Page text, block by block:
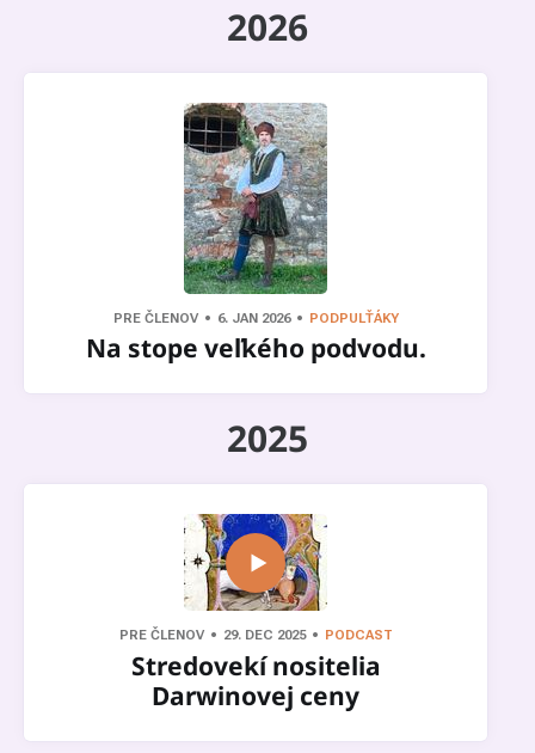
2026
PRE ČLENOV 6. JAN 2026 PODPULŤÁKY
Na stope veľkého podvodu.
2025
PRE ČLENOV 29. DEC 2025 PODCAST
Stredovekí nositelia
Darwinovej ceny